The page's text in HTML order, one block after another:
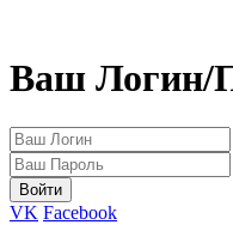
Ваш Логин/
VK Facebook